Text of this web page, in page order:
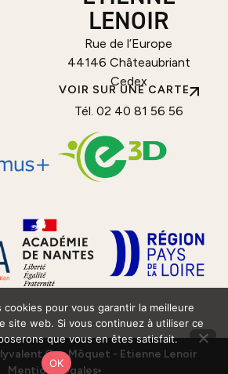
LENOIR
Rue de l’Europe
44146 Châteaubriant
Cedex
VOIR SUR UNE CARTE
Tél. 02 40 81 56 56
Guy Môquet - Etienne Lenoir
Mentions légales
cookies pour vous garantir la meilleure
site web. Si vous continuez à utiliser ce
que vous en êtes satisfait.
OK